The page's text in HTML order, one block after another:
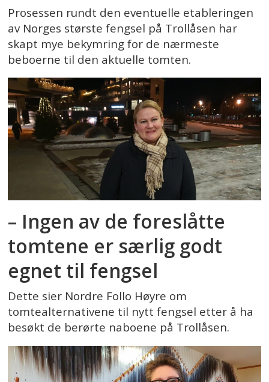
Prosessen rundt den eventuelle etableringen
av Norges største fengsel på Trollåsen har
skapt mye bekymring for de nærmeste
beboerne til den aktuelle tomten.
– Ingen av de foreslåtte
tomtene er særlig godt
egnet til fengsel
Dette sier Nordre Follo Høyre om
tomtealternativene til nytt fengsel etter å ha
besøkt de berørte naboene på Trollåsen.